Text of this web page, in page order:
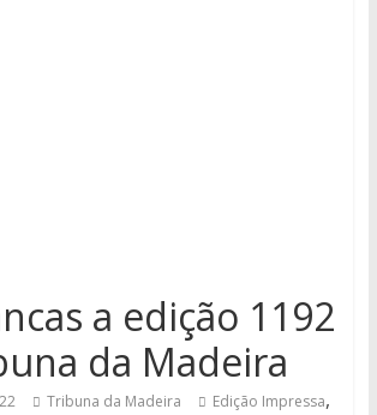
a edição 1192
da Madeira
Tribuna da Madeira Edição Impressa,